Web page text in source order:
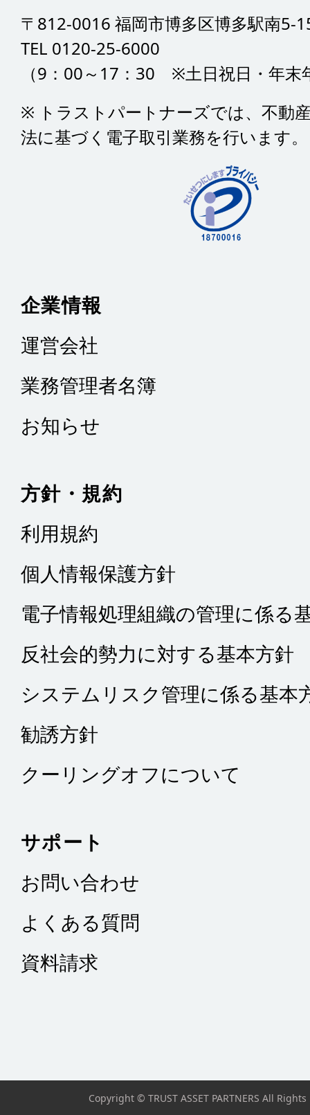
〒812-0016 福岡市博多区博多駅南5-
TEL 0120-25-6000
（9：00～17：30 ※土日祝日・年末
※ トラストパートナーズでは、不動
法に基づく電子取引業務を行います。
企業情報
運営会社
業務管理者名簿
お知らせ
方針・規約
利用規約
個人情報保護方針
電子情報処理組織の管理に係る
反社会的勢力に対する基本方針
システムリスク管理に係る基本
勧誘方針
クーリングオフについて
サポート
お問い合わせ
よくある質問
資料請求
Copyright © TRUST ASSET PARTNERS All